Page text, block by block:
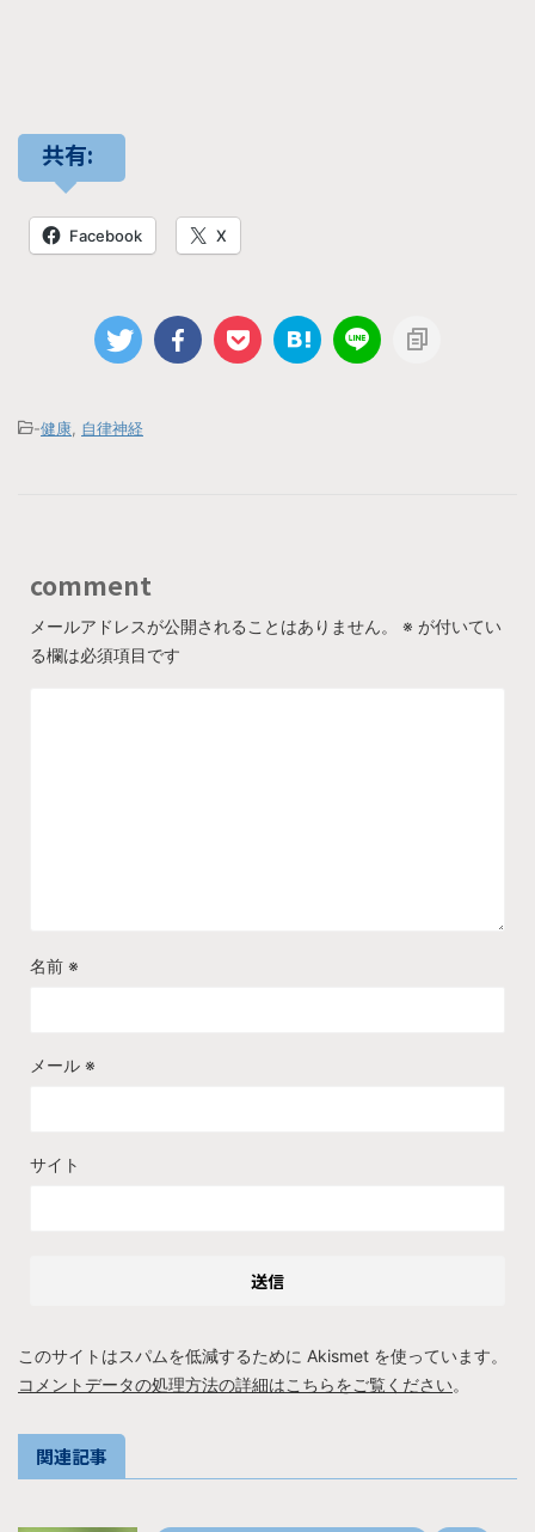
共有:
Facebook X
-健康 自律神経
comment
メールアドレスが公開されることはありません。 ※ が付いてい
る欄は必須項目です
名前 ※
メール ※
サイト
このサイトはスパムを低減するために Akismet を使っています。
コメントデータの処理方法の詳細はこちらをご覧ください。
関連記事